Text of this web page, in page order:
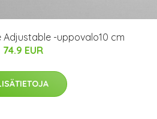
Adjustable -uppovalo10 cm
74.9 EUR